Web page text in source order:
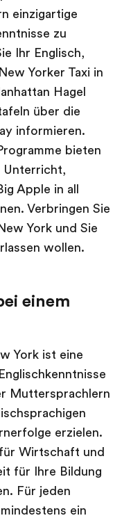
einzigartige
zu
Ihr Englisch,
Yorker Taxi in
Hagel
über die
informieren.
bieten
Unterricht,
Apple in all
Verbringen Sie
York und Sie
wollen.
einem
York ist eine
Muttersprachlern
erzielen.
Wirtschaft und
für Ihre Bildung
Für jeden
ein